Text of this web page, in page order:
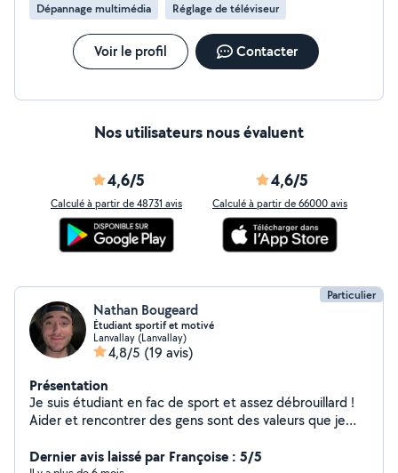
Dépannage multimédia Réglage de téléviseur
Voir le profil Contacter
Nos utilisateurs nous évaluent
4,6/5
Calculé à partir de 48731 avis
4,6/5
Calculé à partir de 66000 avis
Particulier
Nathan Bougeard
Étudiant sportif et motivé
Lanvallay (Lanvallay)
4,8/5 (19 avis)
Présentation
Je suis étudiant en fac de sport et assez débrouillard !
Aider et rencontrer des gens sont des valeurs que je
Dernier avis laissé par Françoise : 5/5